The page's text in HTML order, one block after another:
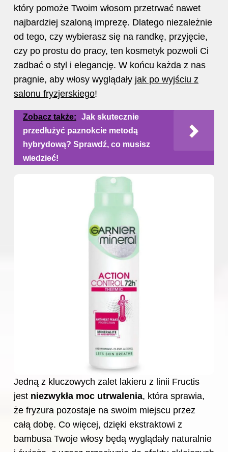
który pomoże Twoim włosom przetrwać nawet
najbardziej szaloną imprezę. Dlatego niezależnie
od tego, czy wybierasz się na randkę, przyjęcie,
czy po prostu do pracy, ten kosmetyk pozwoli Ci
zadbać o styl i elegancję. W końcu każda z nas
pragnie, aby włosy wyglądały jak po wyjściu z
salonu fryzjerskiego!
Zobacz także:
Jak skutecznie
przedłużyć paznokcie metodą
hybrydową? Sprawdź, co musisz
wiedzieć!
Jedną z kluczowych zalet lakieru z linii Fructis
jest niezwykła moc utrwalenia, która sprawia,
że fryzura pozostaje na swoim miejscu przez
całą dobę. Co więcej, dzięki ekstraktowi z
bambusa Twoje włosy będą wyglądały naturalnie